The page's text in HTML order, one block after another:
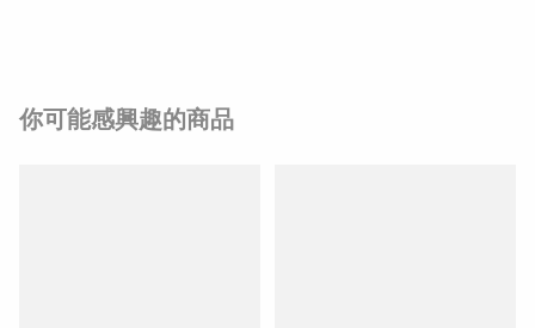
你可能感興趣的商品